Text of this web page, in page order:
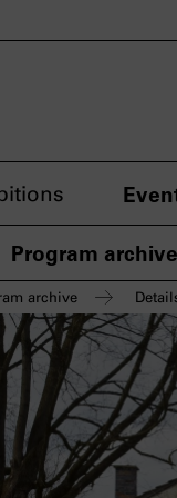
Program archive
archive